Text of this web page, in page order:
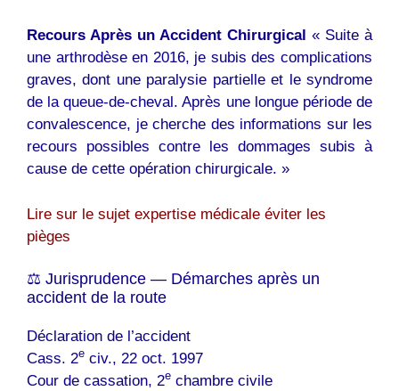
Recours Après un Accident Chirurgical « Suite à
une arthrodèse en 2016, je subis des complications
graves, dont une paralysie partielle et le syndrome
de la queue-de-cheval. Après une longue période de
convalescence, je cherche des informations sur les
recours possibles contre les dommages subis à
cause de cette opération chirurgicale. »
Lire sur le sujet expertise médicale éviter les
pièges
⚖️ Jurisprudence — Démarches après un
accident de la route
Déclaration de l’accident
Cass. 2e civ., 22 oct. 1997
Cour de cassation, 2e chambre civile